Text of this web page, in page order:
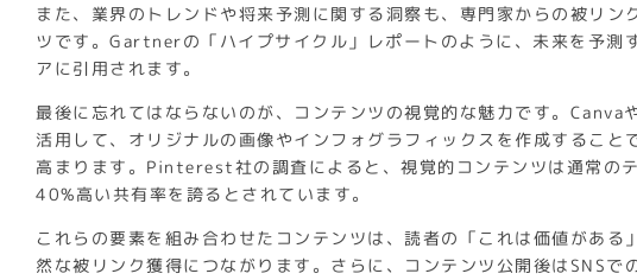
また、業界のトレンドや将来予測に関する洞察も、専門家からの被リン
ツです。Gartnerの「ハイプサイクル」レポートのように、未来を予測
アに引用されます。
最後に忘れてはならないのが、コンテンツの視覚的な魅力です。Canva
活用して、オリジナルの画像やインフォグラフィックスを作成すること
高まります。Pinterest社の調査によると、視覚的コンテンツは通常の
40%高い共有率を誇るとされています。
これらの要素を組み合わせたコンテンツは、読者の「これは価値がある
然な被リンク獲得につながります。さらに、コンテンツ公開後はSNSで